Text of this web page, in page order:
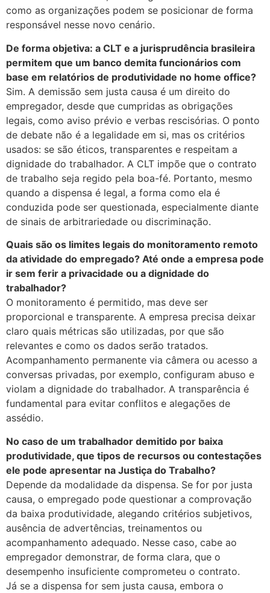
como as organizações podem se posicionar de forma
responsável nesse novo cenário.
De forma objetiva: a CLT e a jurisprudência brasileira
permitem que um banco demita funcionários com
base em relatórios de produtividade no home office?
Sim. A demissão sem justa causa é um direito do
empregador, desde que cumpridas as obrigações
legais, como aviso prévio e verbas rescisórias. O ponto
de debate não é a legalidade em si, mas os critérios
usados: se são éticos, transparentes e respeitam a
dignidade do trabalhador. A CLT impõe que o contrato
de trabalho seja regido pela boa-fé. Portanto, mesmo
quando a dispensa é legal, a forma como ela é
conduzida pode ser questionada, especialmente diante
de sinais de arbitrariedade ou discriminação.
Quais são os limites legais do monitoramento remoto
da atividade do empregado? Até onde a empresa pode
ir sem ferir a privacidade ou a dignidade do
trabalhador?
O monitoramento é permitido, mas deve ser
proporcional e transparente. A empresa precisa deixar
claro quais métricas são utilizadas, por que são
relevantes e como os dados serão tratados.
Acompanhamento permanente via câmera ou acesso a
conversas privadas, por exemplo, configuram abuso e
violam a dignidade do trabalhador. A transparência é
fundamental para evitar conflitos e alegações de
assédio.
No caso de um trabalhador demitido por baixa
produtividade, que tipos de recursos ou contestações
ele pode apresentar na Justiça do Trabalho?
Depende da modalidade da dispensa. Se for por justa
causa, o empregado pode questionar a comprovação
da baixa produtividade, alegando critérios subjetivos,
ausência de advertências, treinamentos ou
acompanhamento adequado. Nesse caso, cabe ao
empregador demonstrar, de forma clara, que o
desempenho insuficiente comprometeu o contrato.
Já se a dispensa for sem justa causa, embora o